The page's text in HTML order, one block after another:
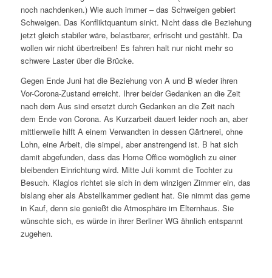
noch nachdenken.) Wie auch immer – das Schweigen gebiert
Schweigen. Das Konfliktquantum sinkt. Nicht dass die Beziehung
jetzt gleich stabiler wäre, belastbarer, erfrischt und gestählt. Da
wollen wir nicht übertreiben! Es fahren halt nur nicht mehr so
schwere Laster über die Brücke.
Gegen Ende Juni hat die Beziehung von A und B wieder ihren
Vor-Corona-Zustand erreicht. Ihrer beider Gedanken an die Zeit
nach dem Aus sind ersetzt durch Gedanken an die Zeit nach
dem Ende von Corona. As Kurzarbeit dauert leider noch an, aber
mittlerweile hilft A einem Verwandten in dessen Gärtnerei, ohne
Lohn, eine Arbeit, die simpel, aber anstrengend ist. B hat sich
damit abgefunden, dass das Home Office womöglich zu einer
bleibenden Einrichtung wird. Mitte Juli kommt die Tochter zu
Besuch. Klaglos richtet sie sich in dem winzigen Zimmer ein, das
bislang eher als Abstellkammer gedient hat. Sie nimmt das gerne
in Kauf, denn sie genießt die Atmosphäre im Elternhaus. Sie
wünschte sich, es würde in ihrer Berliner WG ähnlich entspannt
zugehen.